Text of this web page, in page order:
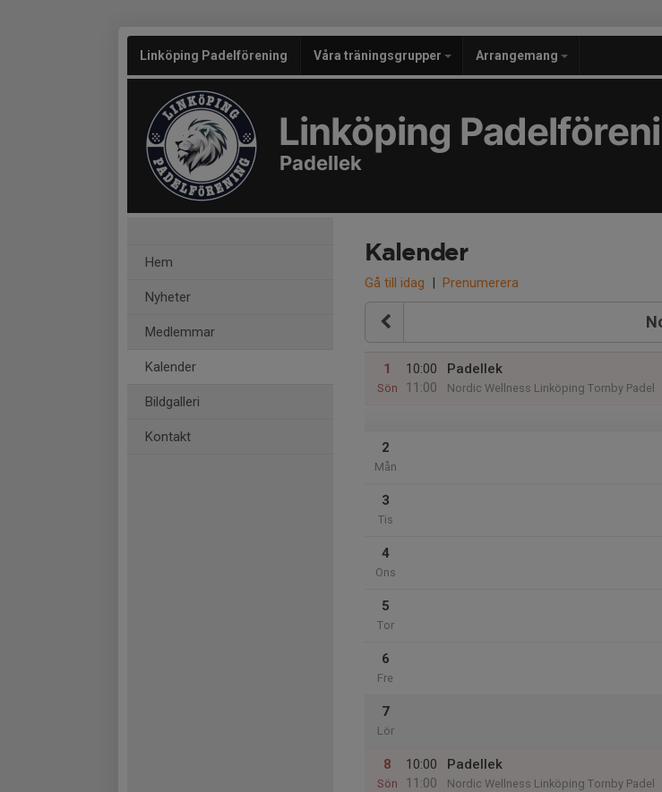
Linköping Padelförening Våra träningsgrupper Arrangemang
Linköping
Padellek
Hem
Nyheter
Medlemmar
Kalender
Bildgalleri
Kontakt
Kalender
Gå till idag | Prenumerera
1
Sön
10:00
11:00
Padellek
Nordic Wellness Linköping Tornby Padel
2
Mån
3
Tis
4
Ons
5
Tor
6
Fre
7
Lör
8
Sön
10:00
11:00
Padellek
Nordic Wellness Linköping Tornby Padel